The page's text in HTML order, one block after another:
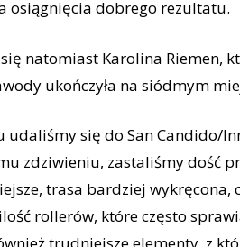
osiągnięcia dobrego rezultatu.
natomiast Karolina Riemen,
ukończyła na siódmym
udaliśmy się do San Candido/
zdziwieniu, zastaliśmy dość
trasa bardziej
rollerów, które często